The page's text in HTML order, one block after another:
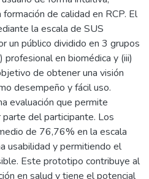
de calidad en RCP. El
la escala de SUS
un público dividido en 3 grupos
profesional en biomédica y (iii)
de obtener una visión
desempeño y fácil uso.
evaluación que permite
del participante. Los
de 76,76% en la escala
usabilidad y permitiendo el
Este prototipo contribuye al
en salud y tiene el potencial